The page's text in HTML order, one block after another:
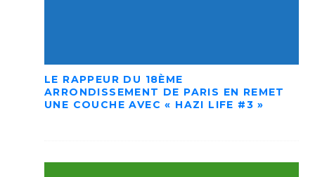
LE RAPPEUR DU 18ÈME
ARRONDISSEMENT DE PARIS EN REMET
UNE COUCHE AVEC « HAZI LIFE #3 »